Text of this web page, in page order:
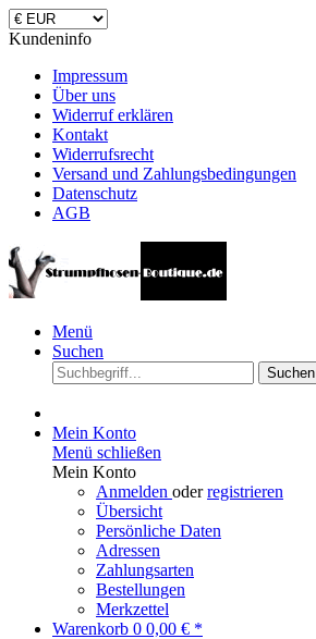
Kundeninfo
Impressum
Über uns
Widerruf erklären
Kontakt
Widerrufsrecht
Versand und Zahlungsbedingungen
Datenschutz
AGB
Menü
Suchen
Suchen
Mein Konto
Menü schließen
Mein Konto
Anmelden oderregistrieren
Übersicht
Persönliche Daten
Adressen
Zahlungsarten
Bestellungen
Merkzettel
Warenkorb 0 0,00 € *